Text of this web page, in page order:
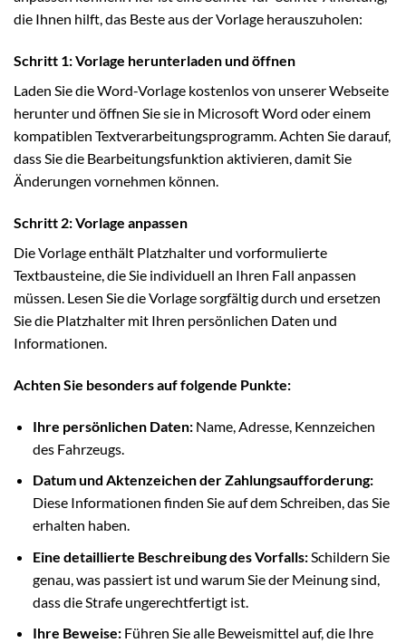
die Ihnen hilft, das Beste aus der Vorlage herauszuholen:
Schritt 1: Vorlage herunterladen und öffnen
Laden Sie die Word-Vorlage kostenlos von unserer Webseite
herunter und öffnen Sie sie in Microsoft Word oder einem
kompatiblen Textverarbeitungsprogramm. Achten Sie darauf,
dass Sie die Bearbeitungsfunktion aktivieren, damit Sie
Änderungen vornehmen können.
Schritt 2: Vorlage anpassen
Die Vorlage enthält Platzhalter und vorformulierte
Textbausteine, die Sie individuell an Ihren Fall anpassen
müssen. Lesen Sie die Vorlage sorgfältig durch und ersetzen
Sie die Platzhalter mit Ihren persönlichen Daten und
Informationen.
Achten Sie besonders auf folgende Punkte:
Ihre persönlichen Daten:Name, Adresse, Kennzeichen
des Fahrzeugs.
Datum und Aktenzeichen der Zahlungsaufforderung:
Diese Informationen finden Sie auf dem Schreiben, das Sie
erhalten haben.
Eine detaillierte Beschreibung des Vorfalls:Schildern Sie
genau, was passiert ist und warum Sie der Meinung sind,
dass die Strafe ungerechtfertigt ist.
Ihre Beweise:Führen Sie alle Beweismittel auf, die Ihre